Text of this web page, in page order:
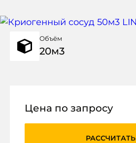
Объём
20м3
Цена по запросу
РАССЧИТАТЬ